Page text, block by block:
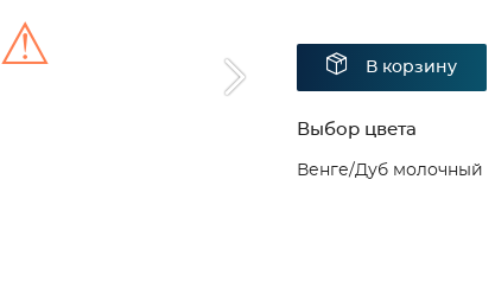
⚠ ⚠
В корзину
Выбор цвета
Венге/Дуб молочный